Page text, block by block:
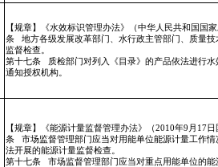
【规章】《水效标识管理办法》（中华人民共和国国
条
地方各级发展改革部门、水行政主管部门、质量
监督检查。
第十七条
质检部门对列入《目录》的产品依法进行
通知授权机构。
【规章】《能源计量监督管理办法》（2010年9月17
条
市场监督管理部门应当对用能单位能源计量工作
法开展的能源计量监督检查。
第十七条
市场监督管理部门应当对重点用能单位的